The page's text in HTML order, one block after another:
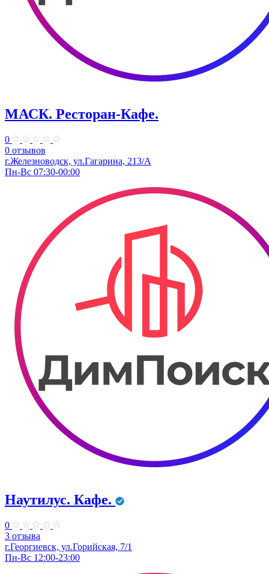
МАСК. Ресторан-Кафе.
0
0 отзывов
г.Железноводск, ул.Гагарина, 213/А
Пн-Вс 07:30-00:00
Наутилус. Кафе.
0
3 отзыва
г.Георгиевск, ул.Горийская, 7/1
Пн-Вс 12:00-23:00